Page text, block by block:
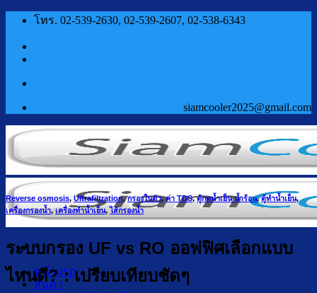
ข้าม
โทร. 02-539-2630, 02-539-2607, 02-538-6343
siamcooler2025@gmail.com
หน้าแรก
สินค้า
Reverse osmosis, Ultrafiltration,กรองในตัว,ค่า TDS,ตู้กดน้ำเย็น น้ำร้อน,ตู้ทำน้ำเย็น,
เครื่องกรองน้ำ,เครื่องทำน้ำเย็น,ไส้กรองน้ำ
ระบบกรอง UF vs RO ออฟฟิศเลือกแบบ
ไหนดี? : เปรียบเทียบชัดๆ